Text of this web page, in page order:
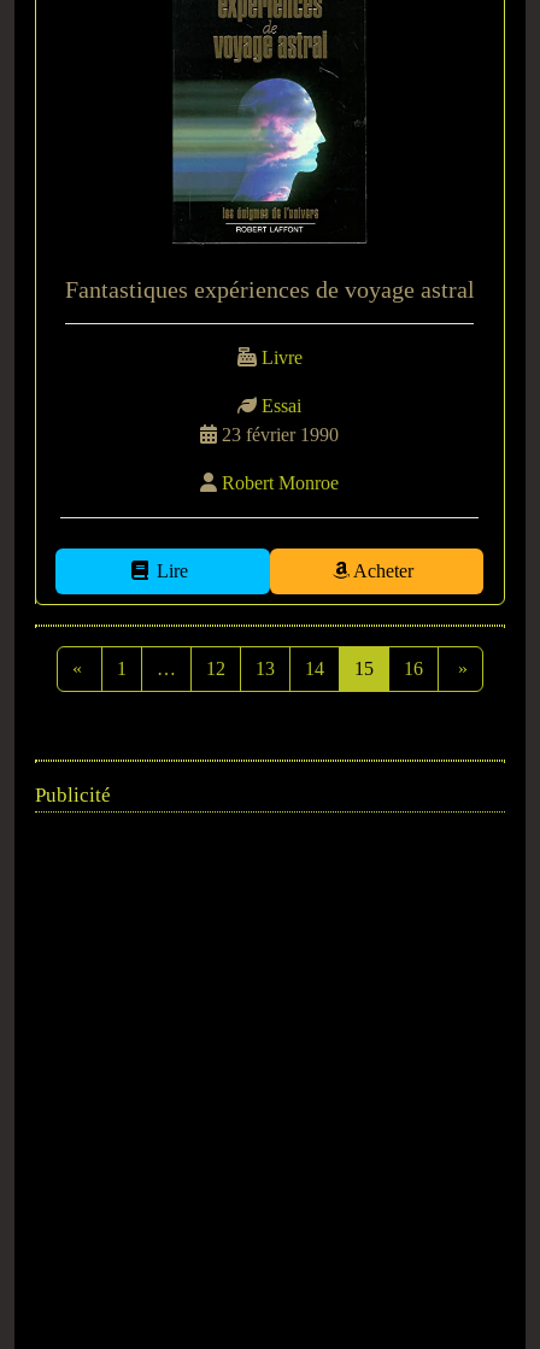
Fantastiques expériences de voyage astral
Livre
Essai
23 février 1990
Robert Monroe
Lire Acheter
« 1 … 12 13 14 15 16 »
Publicité